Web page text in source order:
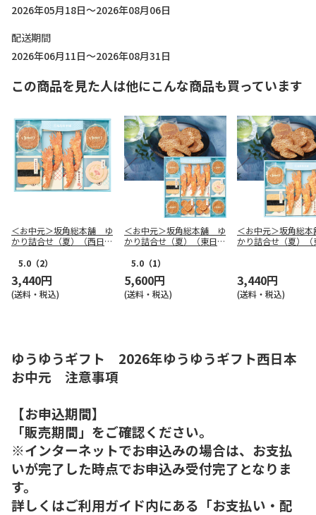
2026年05月18日～2026年08月06日
配送期間
2026年06月11日～2026年08月31日
この商品を見た人は他にこんな商品も買っています
＜お中元＞坂角総本舗 ゆ
かり詰合せ（夏）（西日本
5.0 （2）
3,440円
(送料・税込)
＜お中元＞坂角総本舖 ゆ
かり詰合せ（夏）（東日本
5.0 （1）
5,600円
(送料・税込)
＜お中元＞坂角総
かり詰合せ（夏）（
3,440円
(送料・税込)
ゆうゆうギフト 2026年ゆうゆうギフト西日本
お中元 注意事項
【お申込期間】
「販売期間」をご確認ください。
※インターネットでお申込みの場合は、お支払
いが完了した時点でお申込み受付完了となりま
す。
詳しくはご利用ガイド内にある「お支払い・配